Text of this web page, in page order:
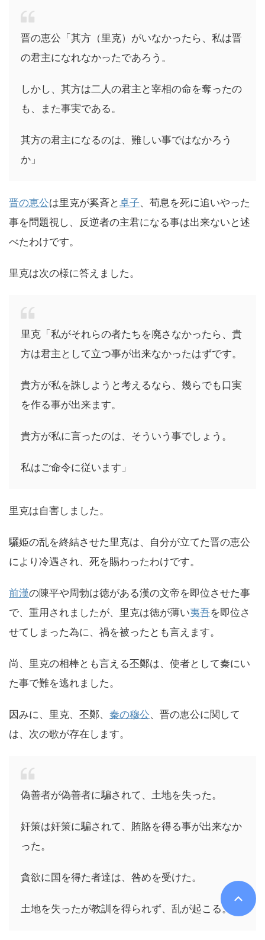
晋の恵公「其方（里克）がいなかったら、私は晋
の君主になれなかったであろう。
しかし、其方は二人の君主と宰相の命を奪ったの
も、また事実である。
其方の君主になるのは、難しい事ではなかろう
か」
晋の恵公は里克が奚斉と卓子、荀息を死に追いやった
事を問題視し、反逆者の主君になる事は出来ないと述
べたわけです。
里克は次の様に答えました。
里克「私がそれらの者たちを廃さなかったら、貴
方は君主として立つ事が出来なかったはずです。
貴方が私を誅しようと考えるなら、幾らでも口実
を作る事が出来ます。
貴方が私に言ったのは、そういう事でしょう。
私はご命令に従います」
里克は自害しました。
驪姫の乱を終結させた里克は、自分が立てた晋の恵公
により冷遇され、死を賜わったわけです。
前漢の陳平や周勃は徳がある漢の文帝を即位させた事
で、重用されましたが、里克は徳が薄い夷吾を即位さ
せてしまった為に、禍を被ったとも言えます。
尚、里克の相棒とも言える丕鄭は、使者として秦にい
た事で難を逃れました。
因みに、里克、丕鄭、 秦の穆公、晋の恵公に関して
は、次の歌が存在します。
偽善者が偽善者に騙されて、土地を失った。
奸策は奸策に騙されて、賄賂を得る事が出来なか
った。
貪欲に国を得た者達は、咎めを受けた。
土地を失ったが教訓を得られず、乱が起こる。